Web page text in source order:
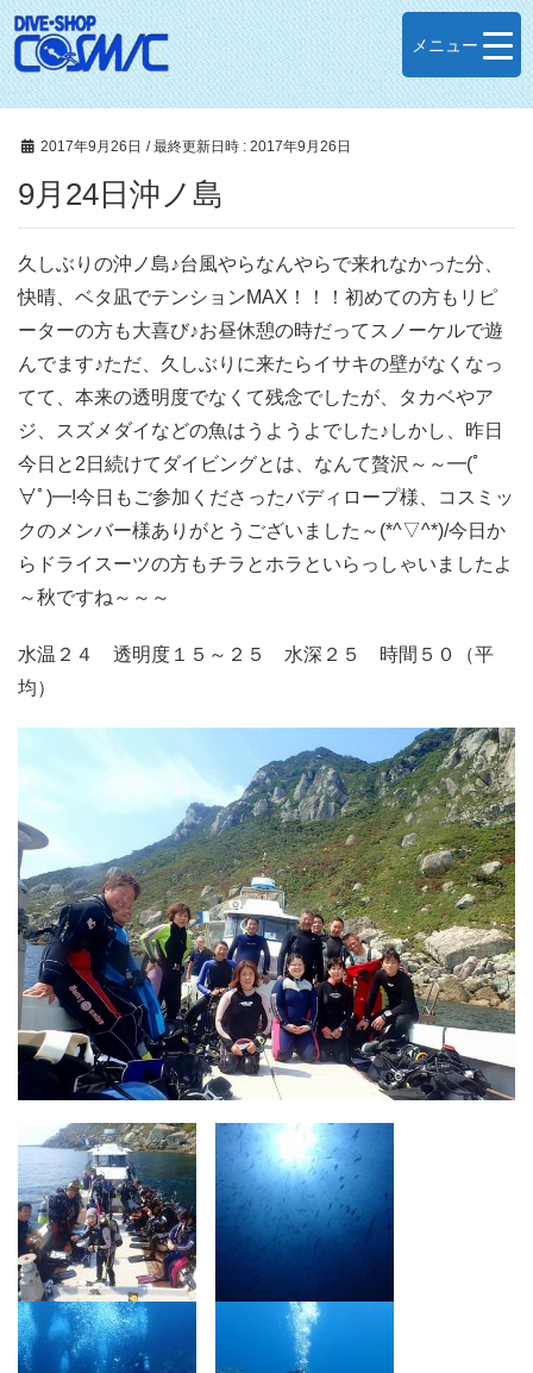
メニュー
2017年9月26日 / 最終更新日時 : 2017年9月26日
9月24日沖ノ島
久しぶりの沖ノ島♪台風やらなんやらで来れなかった分、
快晴、ベタ凪でテンションMAX！！！初めての方もリピ
ーターの方も大喜び♪お昼休憩の時だってスノーケルで遊
んでます♪ただ、久しぶりに来たらイサキの壁がなくなっ
てて、本来の透明度でなくて残念でしたが、タカベやア
ジ、スズメダイなどの魚はうようよでした♪しかし、昨日
今日と2日続けてダイビングとは、なんて贅沢～～━(ﾟ
∀ﾟ)━!今日もご参加くださったバディロープ様、コスミッ
クのメンバー様ありがとうございました～(*^▽^*)/今日か
らドライスーツの方もチラとホラといらっしゃいましたよ
～秋ですね～～～
水温２４ 透明度１５～２５ 水深２５ 時間５０（平
均）